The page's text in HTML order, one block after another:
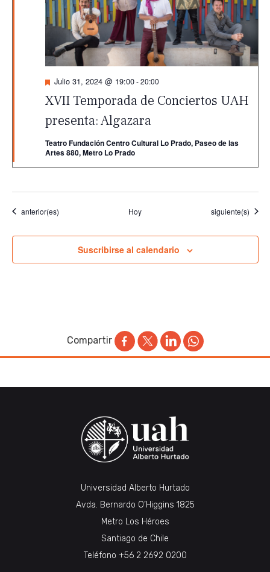
XVII Temporada de Conciertos UAH
presenta: Algazara
Destacado
Julio 31, 2024 @ 19:00-20:00
Teatro Fundación Centro Cultural Lo Prado, Paseo de las
Artes 880, Metro Lo Prado
Eventos
anterior(es) Hoy Eventos
siguiente(s)
Suscribirse al calendario
Compartir
Universidad Alberto Hurtado
Avda. Bernardo O’Higgins 1825
Metro Los Héroes
Santiago de Chile
Teléfono +56 2 2692 0200